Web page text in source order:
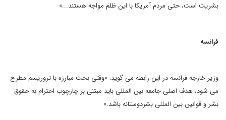
بشریت است، حتی مردم آمریکا با این ظلم مواجه هستند...»
فرانسه
وزیر خارجه فرانسه در این رابطه می گوید: «وقتی بحث مبارزه با تروریسم مطرح
می شود، هدف اصلی جامعه بین المللی باید مبتنی بر چارچوب احترام به حقوق
بشر و قوانین بین المللی بشردوستانه باشد.»